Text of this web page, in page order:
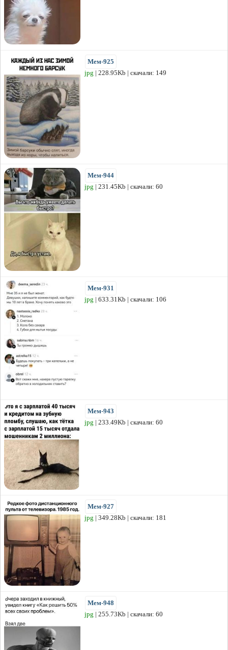
Мем-925
jpg | 228.95Kb | скачали: 149
Мем-944
jpg | 231.45Kb | скачали: 60
Мем-931
jpg | 633.31Kb | скачали: 106
Мем-943
jpg | 233.49Kb | скачали: 60
Мем-927
jpg | 349.28Kb | скачали: 181
Мем-948
jpg | 255.73Kb | скачали: 60